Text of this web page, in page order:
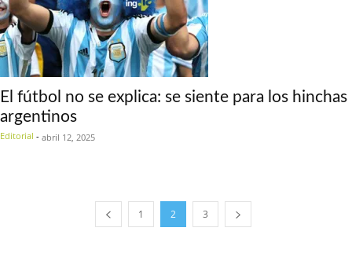
El fútbol no se explica: se siente para los hinchas
argentinos
Editorial - abril 12, 2025
1 2 3